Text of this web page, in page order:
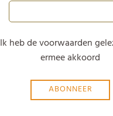
Ik heb de voorwaarden
ermee akkoord